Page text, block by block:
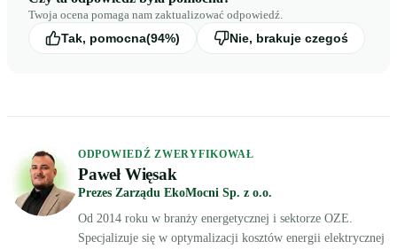
Twoja ocena pomaga nam zaktualizować odpowiedź.
Tak, pomocna(94%) Nie, brakuje czegoś
ODPOWIEDŹ ZWERYFIKOWAŁ
Paweł Więsak
Prezes Zarządu EkoMocni Sp. z o.o.
Od 2014 roku w branży energetycznej i sektorze OZE.
Specjalizuje się w optymalizacji kosztów energii elektrycznej